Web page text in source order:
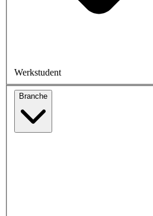
Werkstudent
Branche